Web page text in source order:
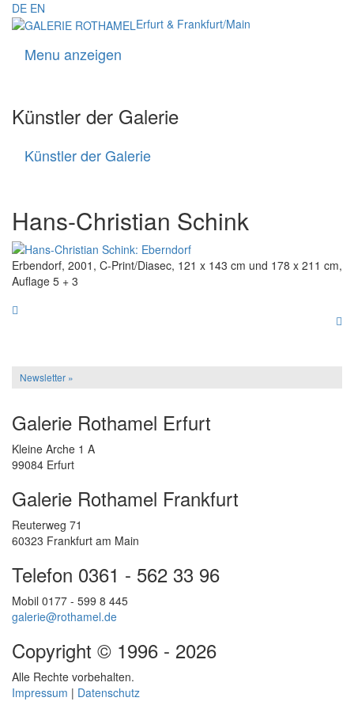
DE EN
Erfurt & Frankfurt/Main
Menu anzeigen
Künstler der Galerie
Künstler der Galerie
Hans-Christian Schink
Erbendorf, 2001, C-Print/Diasec, 121 x 143 cm und 178 x 211 cm,
Auflage 5 + 3
Newsletter »
Galerie Rothamel Erfurt
Kleine Arche 1 A
99084 Erfurt
Galerie Rothamel Frankfurt
Reuterweg 71
60323 Frankfurt am Main
Telefon 0361 - 562 33 96
Mobil 0177 - 599 8 445
galerie@rothamel.de
Copyright © 1996 - 2026
Alle Rechte vorbehalten.
Impressum | Datenschutz